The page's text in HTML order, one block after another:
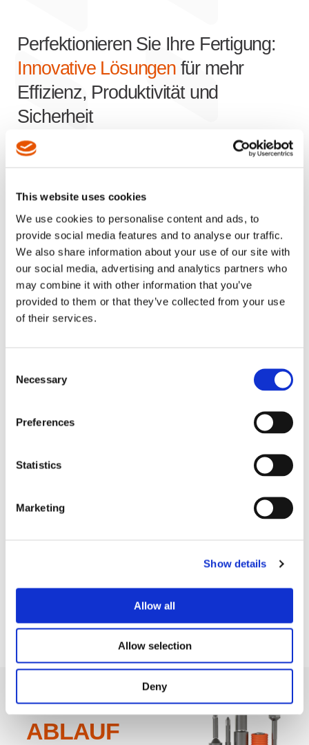
This website uses cookies
We use cookies to personalise content and ads, to
provide social media features and to analyse our traffic.
We also share information about your use of our site with
our social media, advertising and analytics partners who
may combine it with other information that you’ve
provided to them or that they’ve collected from your use
of their services.
Selection
Necessary
Preferences
Statistics
Marketing
Show details
Allow all
Allow selection
Deny
Perfektionieren Sie Ihre Fertigung:
Innovative Lösungenfür mehr
Effizienz, Produktivität und
Sicherheit
Apex Assembly & Fabrication – Zubehör ist auf die
Sicherheit Priorität einräumen. Ganz gleich, ob Sie eine
verfügbare Standard-Lösung oder ein einzigartiges,
maßgeschneidertes Zubehörprodukt suchen, das sich
von den anderen abhebt, unser Team engagiert sich für
die Weiterentwicklung von Produkten und Ihr
Geschäftswachstums. Mit einem starken Fokus auf
Effizienz und Sicherheit sind unsere Lösungen darauf
ausgelegt, den Anwendernutzen zu verbessern und
Prozesse zu rationalisieren. Unsere Expertise erstreckt
Automobil
Produktion von landwirtschaftlichen und
ENTDECKEN SIE UNSERE BRANCHEN
F.I.T. Walk-
ABLAUF